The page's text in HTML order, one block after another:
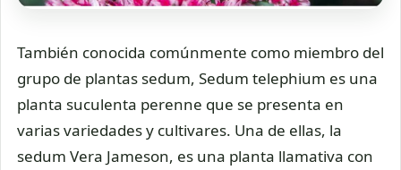
También conocida comúnmente como miembro del
grupo de plantas sedum, Sedum telephium es una
planta suculenta perenne que se presenta en
varias variedades y cultivares. Una de ellas, la
sedum Vera Jameson, es una planta llamativa con